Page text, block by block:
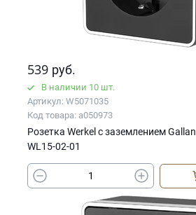
539 руб.
В наличии 10 шт.
Артикул: W5071035
Код товара: a050973
Розетка Werkel с заземлением
WL15-02-01